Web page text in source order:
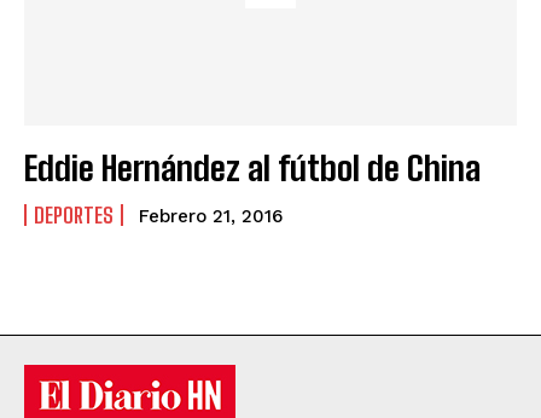
Eddie Hernández al fútbol de China
DEPORTES Febrero 21, 2016